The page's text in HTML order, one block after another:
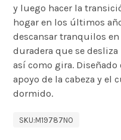
y luego hacer la
hogar en los últimos
descansar tranquilos
duradera que se desliza
así como gira.
apoyo de la cabeza y el
dormido.
SKU:M19787NO